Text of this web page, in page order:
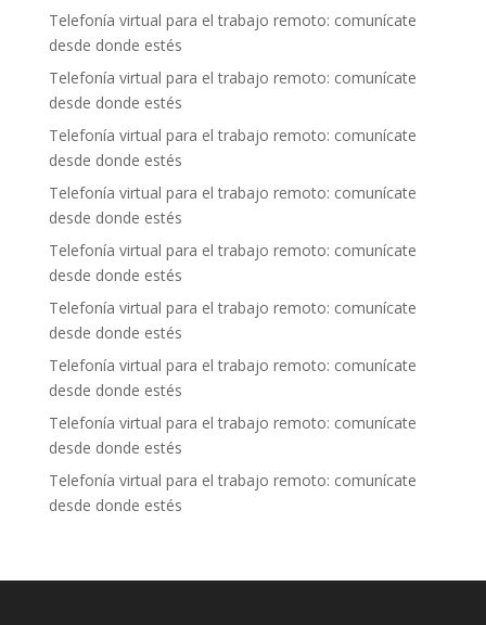
Telefonía virtual para el trabajo remoto: comunícate
desde donde estés
Telefonía virtual para el trabajo remoto: comunícate
desde donde estés
Telefonía virtual para el trabajo remoto: comunícate
desde donde estés
Telefonía virtual para el trabajo remoto: comunícate
desde donde estés
Telefonía virtual para el trabajo remoto: comunícate
desde donde estés
Telefonía virtual para el trabajo remoto: comunícate
desde donde estés
Telefonía virtual para el trabajo remoto: comunícate
desde donde estés
Telefonía virtual para el trabajo remoto: comunícate
desde donde estés
Telefonía virtual para el trabajo remoto: comunícate
desde donde estés